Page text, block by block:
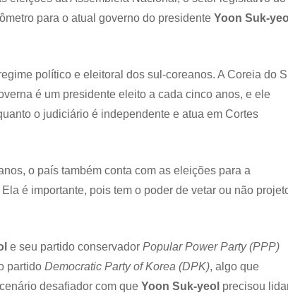
para o atual governo do presidente Yoon Suk-
político e eleitoral dos sul-coreanos. A Coreia do
é um presidente eleito a cada cinco anos, e ele
o judiciário é independente e atua em Cortes
o país também conta com as eleições para a
é importante, pois tem o poder de vetar ou não
e seu partido conservador Popular Power Party (PPP)
partido Democratic Party of Korea (DPK), algo que
desafiador com que Yoon Suk-yeol precisou